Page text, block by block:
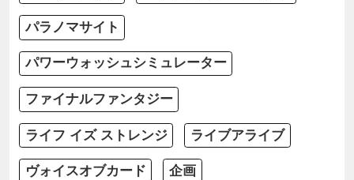
パラノマサイト
パワーウォッシュシミュレーター
ファイナルファンタジー
ライフ イズ ストレンジ ライブアライブ
ヴォイスオブカード 企画